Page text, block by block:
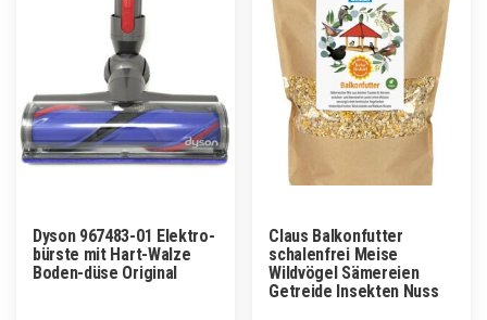
Dyson 967483-01 Elektro-
bürste mit Hart-Walze
Boden-düse Original
Claus Balkonfutter
schalenfrei Meise
Wildvögel Sämereien
Getreide Insekten Nuss